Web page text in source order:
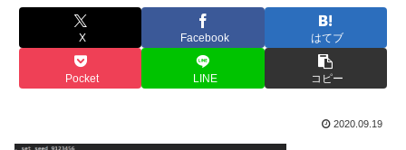
X Facebook はてブ
Pocket LINE コピー
2020.09.19